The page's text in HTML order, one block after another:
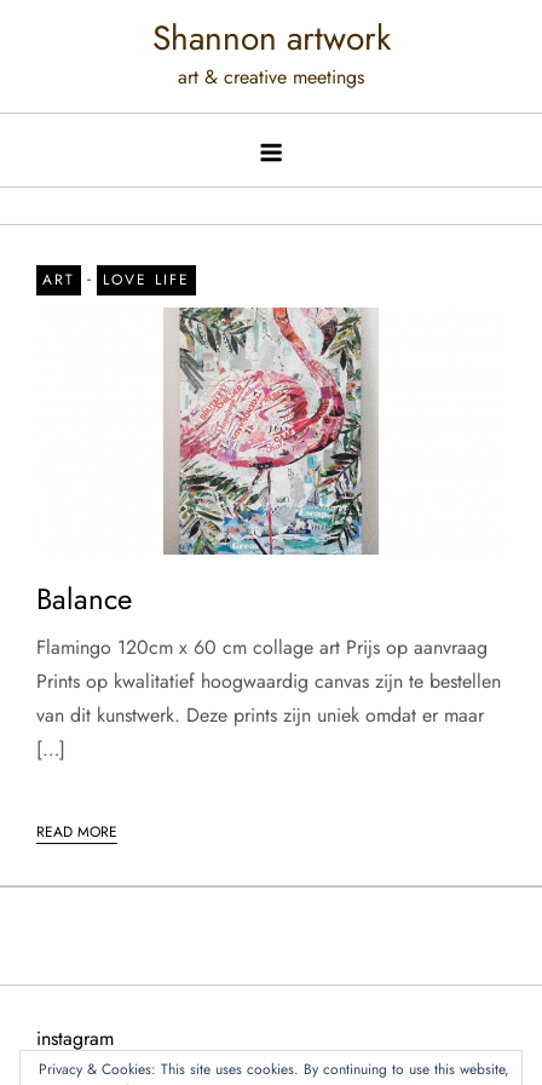
Shannon artwork
art & creative meetings
ART - LOVE LIFE
Balance
Flamingo 120cm x 60 cm collage art Prijs op aanvraag
Prints op kwalitatief hoogwaardig canvas zijn te bestellen
van dit kunstwerk. Deze prints zijn uniek omdat er maar
[…]
READ MORE
instagram
Privacy & Cookies: This site uses cookies. By continuing to use this website,